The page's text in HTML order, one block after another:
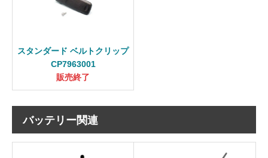
スタンダード ベルトクリップ
CP7963001
販売終了
バッテリー関連